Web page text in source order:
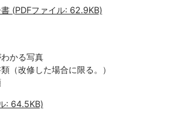
(PDFファイル: 62.9KB)
かる写真
（改修した場合に限る。）
: 64.5KB)